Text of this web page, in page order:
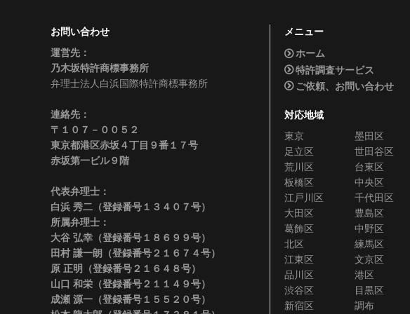
お問い合わせ
運営先：
乃木坂特許商標事務所
弁理士法人白浜国際特許商標事務所
連絡先：
〒１０７－００５２
東京都港区赤坂４丁目９番１７号
赤坂第一ビル９階
代表弁理士：
白浜 秀二（登録番号１３４０７号）
所属弁理士：
大谷 弘幸（登録番号１８６９９号）
田村 謙一朗（登録番号２１６７４号）
原 正明（登録番号２１６４８号）
山口 和栄 （登録番号２１１４９号）
成瀬 源一 （登録番号１５５２０号）
メニュー
ホーム
特許調査サービス
ご依頼、お問い合わせ
対応地域
東京
足立区
荒川区
板橋区
江戸川区
大田区
葛飾区
北区
江東区
品川区
渋谷区
新宿区
墨田区
世田谷区
台東区
中央区
千代田区
豊島区
中野区
練馬区
文京区
港区
目黒区
調布